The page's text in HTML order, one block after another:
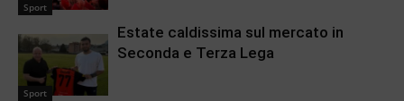
Sport
Sport
Estate caldissima sul mercato in
Seconda e Terza Lega